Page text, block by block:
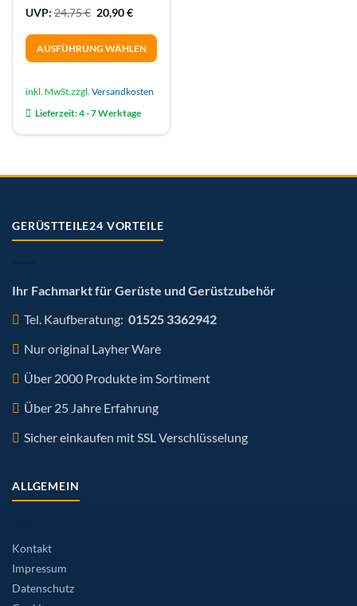
UVP: 24,75€ Ursprünglicher Preis war: 24,75 €
20,90€Aktueller Preis ist: 20,90 €.
AUSFÜHRUNG WÄHLEN
Produkt
mehrere
Varianten
auf
der
werden
inkl. MwSt.zzgl. Versandkosten
Lieferzeit:4 - 7 Werktage
GERÜSTTEILE24 VORTEILE
Ihr Fachmarkt für Gerüste und Gerüstzubehör
Tel. Kaufberatung: 01525 3362942
Nur original Layher Ware
Über 2000 Produkte im Sortiment
Über 25 Jahre Erfahrung
Sicher einkaufen mit SSL Verschlüsselung
ALLGEMEIN
Kontakt
Impressum
Datenschutz